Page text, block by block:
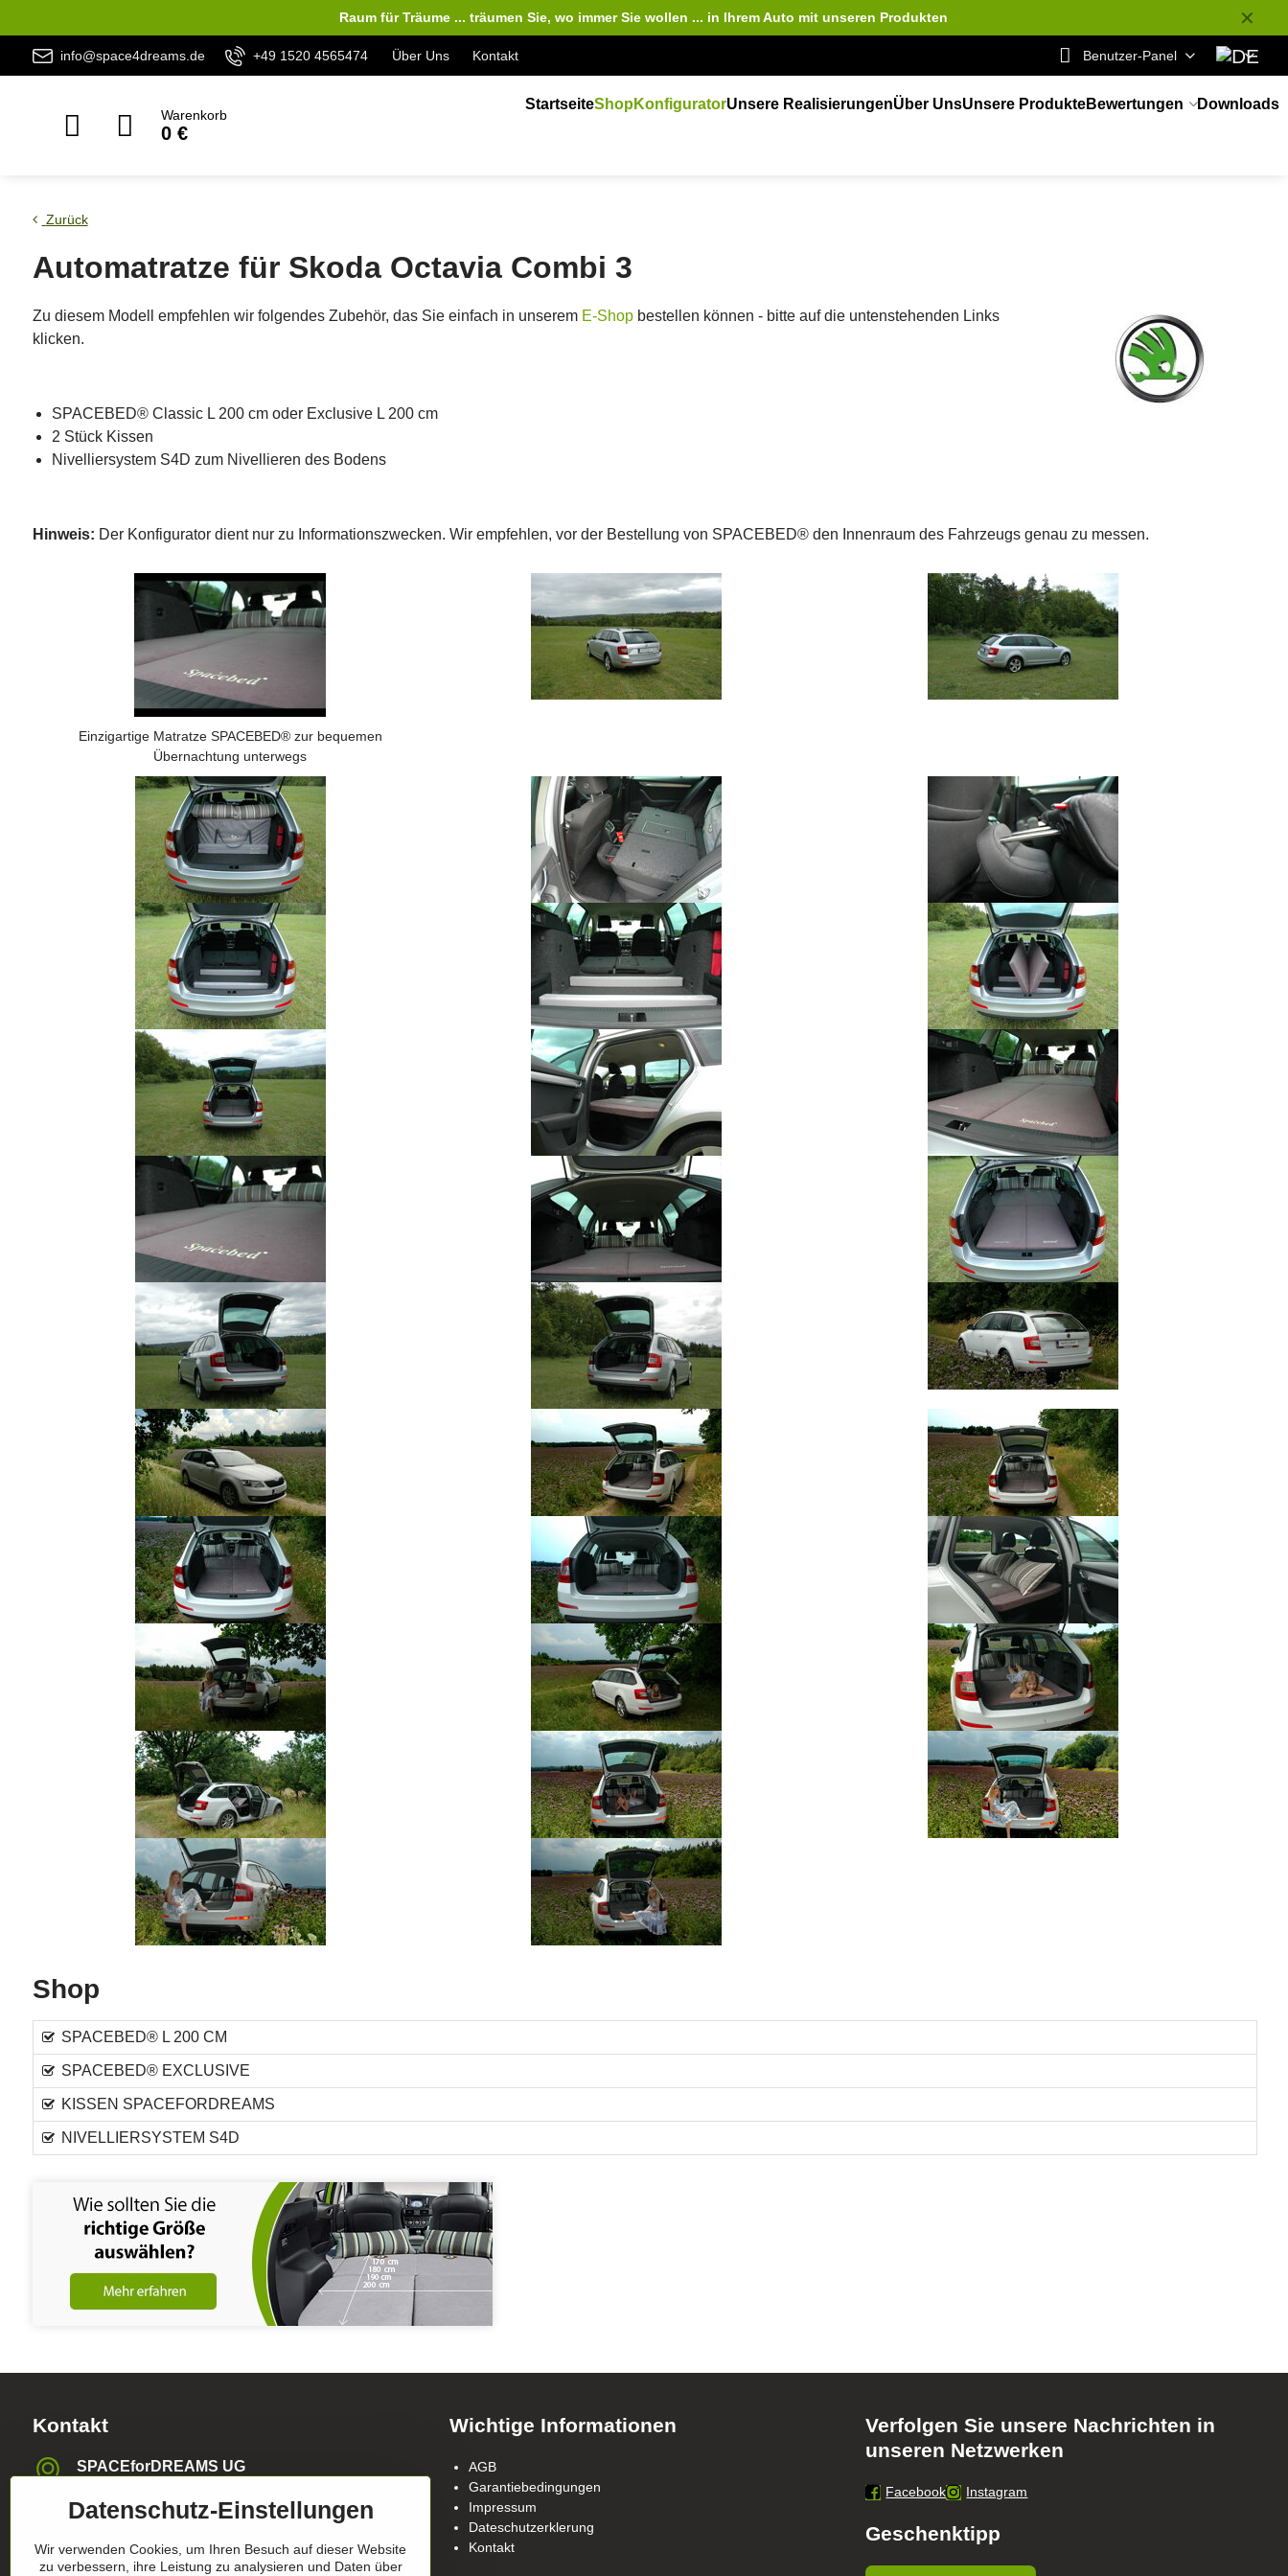
✕
Raum für Träume ... träumen Sie, wo immer Sie wollen ... in Ihrem Auto mit unseren Produkten
info@space4dreams.de +49 1520 4565474 Über Uns Kontakt Benutzer-Panel
Warenkorb
0 €
StartseiteShopKonfiguratorUnsere RealisierungenÜber UnsUnsere ProdukteBewertungen Downloads
Zurück
Automatratze für Skoda Octavia Combi 3
Zu diesem Modell empfehlen wir folgendes Zubehör, das Sie einfach in unserem E-Shopbestellen können - bitte auf die untenstehenden Links
klicken.
SPACEBED® Classic L 200 cm oder Exclusive L 200 cm
2 Stück Kissen
Nivelliersystem S4D zum Nivellieren des Bodens
Hinweis: Der Konfigurator dient nur zu Informationszwecken. Wir empfehlen, vor der Bestellung von SPACEBED® den Innenraum des Fahrzeugs genau zu messen.
Einzigartige Matratze SPACEBED® zur bequemen
Übernachtung unterwegs
Shop
SPACEBED® L 200 CM
SPACEBED® EXCLUSIVE
KISSEN SPACEFORDREAMS
NIVELLIERSYSTEM S4D
Kontakt
SPACEforDREAMS UG
Wichtige Informationen
AGB
Garantiebedingungen
Impressum
Dateschutzerklerung
Kontakt
Verfolgen Sie unsere Nachrichten in
unseren Netzwerken
Facebook Instagram
Geschenktipp
Datenschutz-Einstellungen
Wir verwenden Cookies, um Ihren Besuch auf dieser Website
zu verbessern, ihre Leistung zu analysieren und Daten über